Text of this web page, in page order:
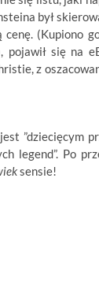
był
(Kupiono
pojawił się na
z
”dziecięcym
legend”. Po
sensie!